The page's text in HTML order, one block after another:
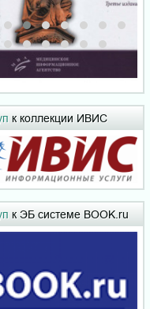
к коллекции ИВИС
к ЭБ системе BOOK.ru